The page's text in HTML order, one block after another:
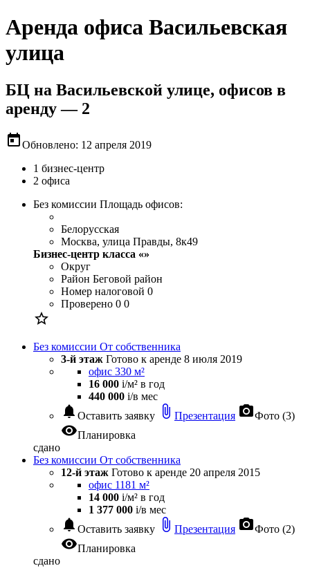
Аренда офиса Васильевская
улица
БЦ на Васильевской улице, офисов в
аренду — 2
todayОбновлено: 12 апреля 2019
1 бизнес-центр
2 офиса
Без комиссии Площадь офисов:
Белорусская
Москва, улица Правды, 8к49
Бизнес-центр класса «»
Округ
Район Беговой район
Номер налоговой 0
Проверено 0 0

Без комиссии От собственника
3-й этаж Готово к аренде 8 июля 2019
офис 330 м²
16 000 i/м² в год
440 000 i/в мес
notifications Оставить заявку attach_file Презентация photo_cameraФото (3)
visibilityПланировка
сдано
Без комиссии От собственника
12-й этаж Готово к аренде 20 апреля 2015
офис 1181 м²
14 000 i/м² в год
1 377 000 i/в мес
notifications Оставить заявку attach_file Презентация photo_cameraФото (2)
visibilityПланировка
сдано